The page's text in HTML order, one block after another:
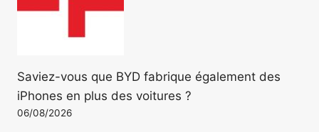
Saviez-vous que BYD fabrique également des
iPhones en plus des voitures ?
06/08/2026